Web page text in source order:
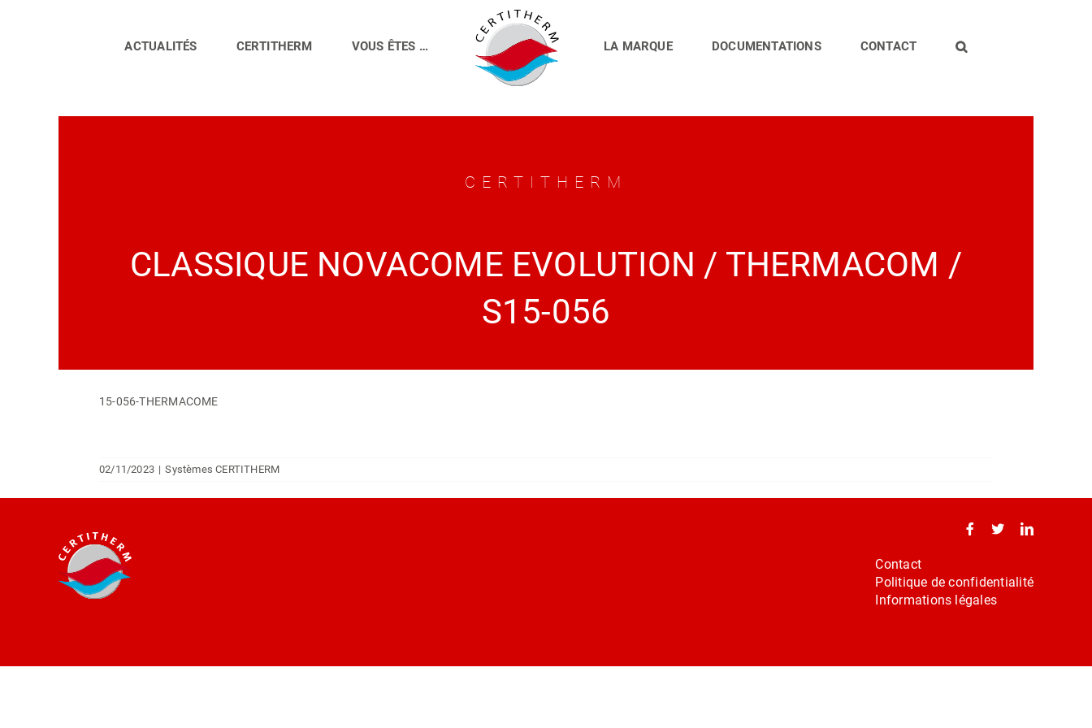
ACTUALITÉS CERTITHERM VOUS ÊTES … LA MARQUE DOCUMENTATIONS CONTACT
CERTITHERM
CLASSIQUE NOVACOME EVOLUTION / THERMACOM /
S15-056
15-056-THERMACOME
02/11/2023 | Systèmes CERTITHERM
Contact
Politique de confidentialité
Informations légales